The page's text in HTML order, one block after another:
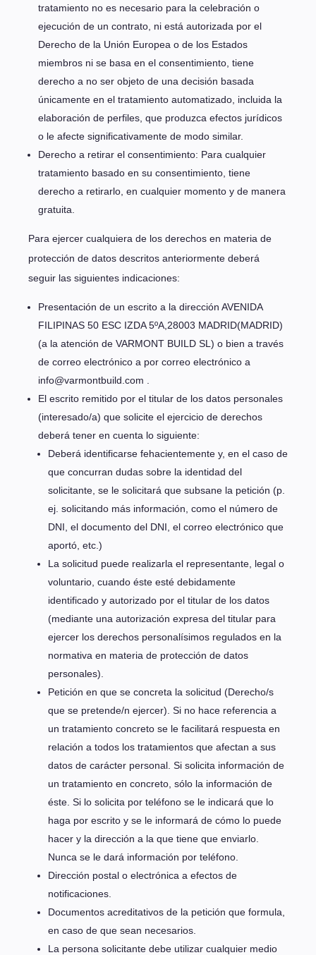
tratamiento no es necesario para la celebración o
ejecución de un contrato, ni está autorizada por el
Derecho de la Unión Europea o de los Estados
miembros ni se basa en el consentimiento, tiene
derecho a no ser objeto de una decisión basada
únicamente en el tratamiento automatizado, incluida la
elaboración de perfiles, que produzca efectos jurídicos
o le afecte significativamente de modo similar.
Derecho a retirar el consentimiento: Para cualquier
tratamiento basado en su consentimiento, tiene
derecho a retirarlo, en cualquier momento y de manera
gratuita.
Para ejercer cualquiera de los derechos en materia de
protección de datos descritos anteriormente deberá
seguir las siguientes indicaciones:
Presentación de un escrito a la dirección AVENIDA
FILIPINAS 50 ESC IZDA 5ºA,28003 MADRID(MADRID)
(a la atención de VARMONT BUILD SL) o bien a través
de correo electrónico a por correo electrónico a
info@varmontbuild.com .
El escrito remitido por el titular de los datos personales
(interesado/a) que solicite el ejercicio de derechos
deberá tener en cuenta lo siguiente:
Deberá identificarse fehacientemente y, en el caso de
que concurran dudas sobre la identidad del
solicitante, se le solicitará que subsane la petición (p.
ej. solicitando más información, como el número de
DNI, el documento del DNI, el correo electrónico que
aportó, etc.)
La solicitud puede realizarla el representante, legal o
voluntario, cuando éste esté debidamente
identificado y autorizado por el titular de los datos
(mediante una autorización expresa del titular para
ejercer los derechos personalísimos regulados en la
normativa en materia de protección de datos
personales).
Petición en que se concreta la solicitud (Derecho/s
que se pretende/n ejercer). Si no hace referencia a
un tratamiento concreto se le facilitará respuesta en
relación a todos los tratamientos que afectan a sus
datos de carácter personal. Si solicita información de
un tratamiento en concreto, sólo la información de
éste. Si lo solicita por teléfono se le indicará que lo
haga por escrito y se le informará de cómo lo puede
hacer y la dirección a la que tiene que enviarlo.
Nunca se le dará información por teléfono.
Dirección postal o electrónica a efectos de
notificaciones.
Documentos acreditativos de la petición que formula,
en caso de que sean necesarios.
La persona solicitante debe utilizar cualquier medio